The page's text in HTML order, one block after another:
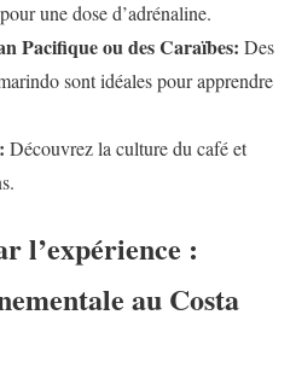
une dose d’adrénaline.
Pacifique ou des Caraïbes: Des
sont idéales pour apprendre
Découvrez la culture du café et
l’expérience :
au Costa